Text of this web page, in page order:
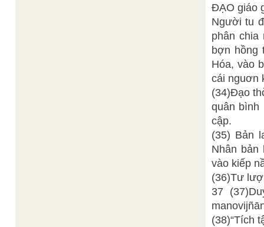
ÐẠO giáo
Người tu
phân chia
bợn hồng
Hóa, vào
cái nguơn
(34)Đạo
quân bình
cập.
(35) Bản
Nhân
vào kiếp
(36)Tư
37
(38)“Tích